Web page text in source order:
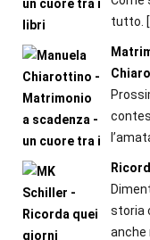
tutto.
storia
anche